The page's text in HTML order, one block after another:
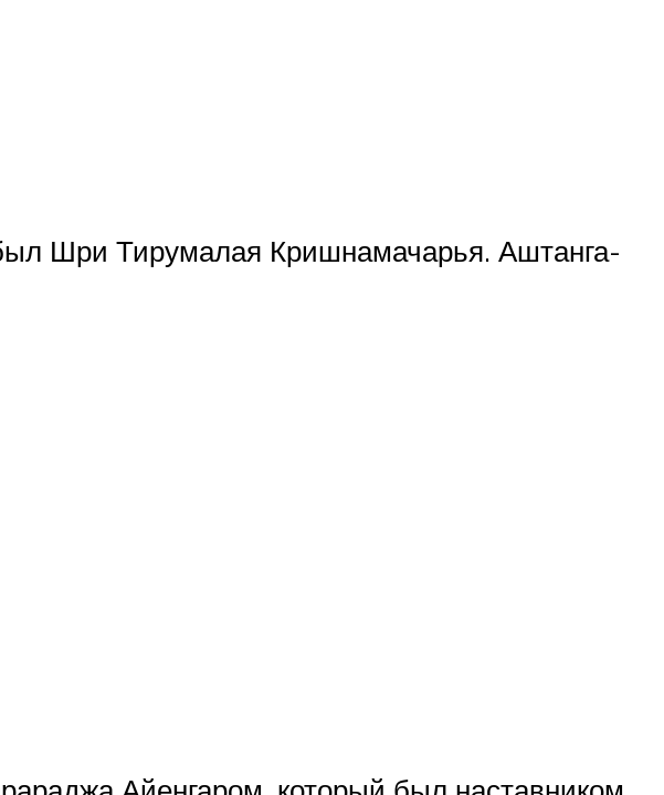
Шри Тирумалая Кришнамачарья. Аштанга-